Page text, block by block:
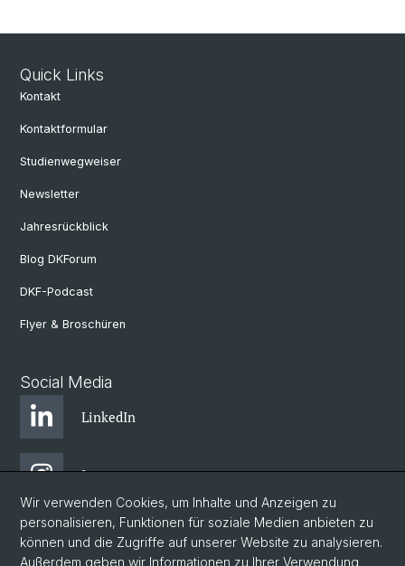
Quick Links
Kontakt
Kontaktformular
Studienwegweiser
Newsletter
Jahresrückblick
Blog DKForum
DKF-Podcast
Flyer & Broschüren
Social Media
LinkedIn
Instagram
Bluesky
Wir verwenden Cookies, um Inhalte und Anzeigen zu
personalisieren, Funktionen für soziale Medien anbieten zu
können und die Zugriffe auf unserer Website zu analysieren.
Außerdem geben wir Informationen zu Ihrer Verwendung